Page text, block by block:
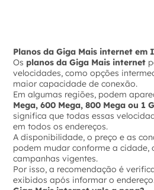
Planos da Giga Mais internet em
Os planos da Giga Mais internet
velocidades, como opções
maior capacidade de conexão.
Em algumas regiões, podem
Mega, 600 Mega, 800 Mega ou 1
significa que todas essas
em todos os endereços.
A disponibilidade, o preço e as
podem mudar conforme a cidade,
campanhas vigentes.
Por isso, a recomendação é
exibidos após informar o